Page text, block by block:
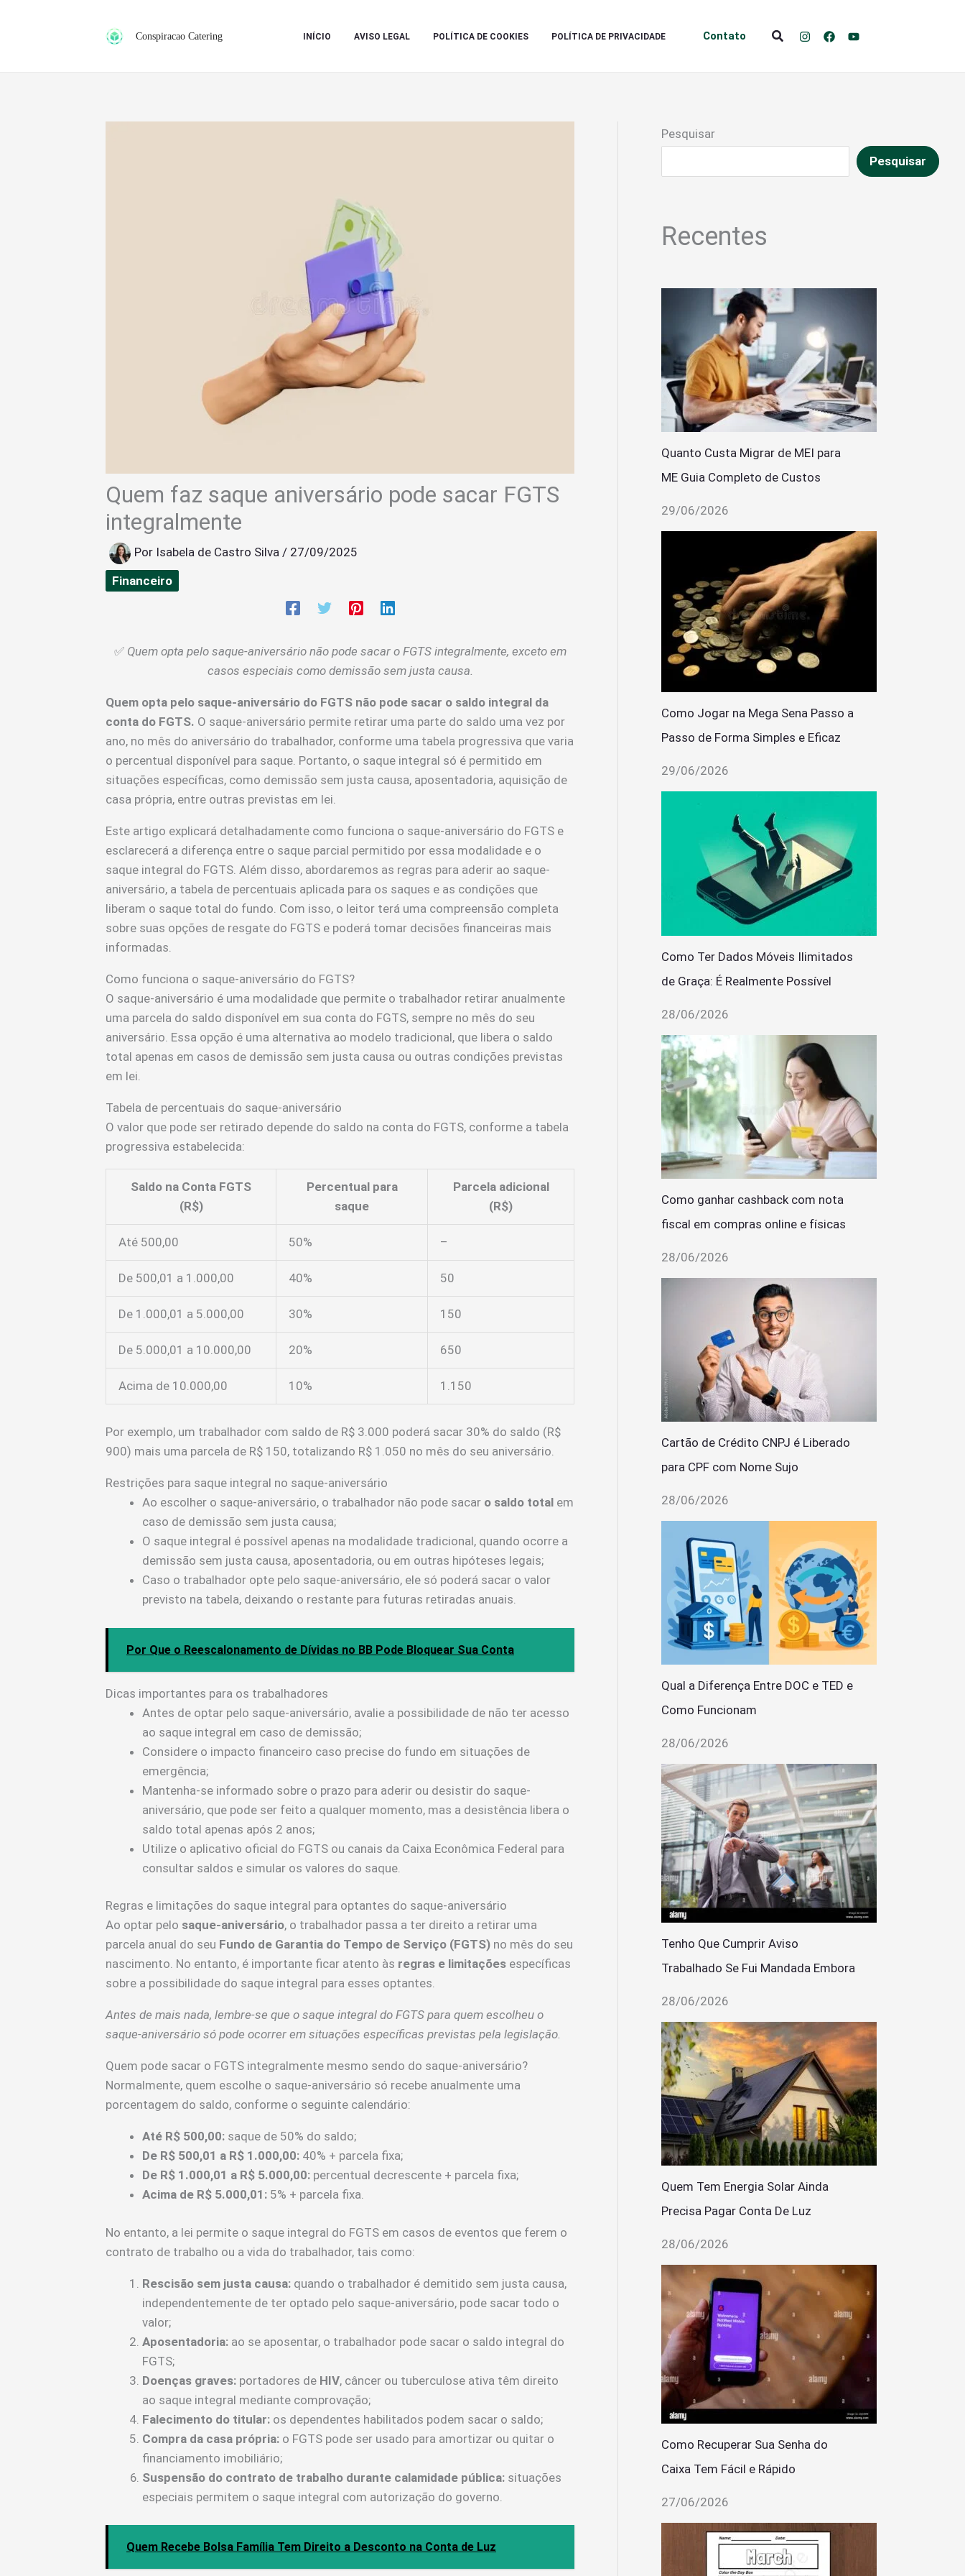
Conspiracao Catering INÍCIO AVISO LEGAL POLÍTICA DE COOKIES POLÍTICA DE PRIVACIDADE Contato Pesquisar
Quem faz saque aniversário pode sacar FGTS
integralmente
Por Isabela de Castro Silva / 27/09/2025
Financeiro
✅ Quem opta pelo saque-aniversário não pode sacar o FGTS integralmente, exceto em
casos especiais como demissão sem justa causa.
Quem opta pelo saque-aniversário do FGTS não pode sacar o saldo integral da
conta do FGTS. O saque-aniversário permite retirar uma parte do saldo uma vez por
ano, no mês do aniversário do trabalhador, conforme uma tabela progressiva que varia
o percentual disponível para saque. Portanto, o saque integral só é permitido em
situações específicas, como demissão sem justa causa, aposentadoria, aquisição de
casa própria, entre outras previstas em lei.
Este artigo explicará detalhadamente como funciona o saque-aniversário do FGTS e
esclarecerá a diferença entre o saque parcial permitido por essa modalidade e o
saque integral do FGTS. Além disso, abordaremos as regras para aderir ao saque-
aniversário, a tabela de percentuais aplicada para os saques e as condições que
liberam o saque total do fundo. Com isso, o leitor terá uma compreensão completa
sobre suas opções de resgate do FGTS e poderá tomar decisões financeiras mais
informadas.
Como funciona o saque-aniversário do FGTS?
O saque-aniversário é uma modalidade que permite o trabalhador retirar anualmente
uma parcela do saldo disponível em sua conta do FGTS, sempre no mês do seu
aniversário. Essa opção é uma alternativa ao modelo tradicional, que libera o saldo
total apenas em casos de demissão sem justa causa ou outras condições previstas
em lei.
Tabela de percentuais do saque-aniversário
O valor que pode ser retirado depende do saldo na conta do FGTS, conforme a tabela
progressiva estabelecida:
Saldo na Conta FGTS
(R$)
Percentual para
saque
Parcela adicional
(R$)
Até 500,00 50% –
De 500,01 a 1.000,00 40% 50
De 1.000,01 a 5.000,00 30% 150
De 5.000,01 a 10.000,00 20% 650
Acima de 10.000,00 10% 1.150
Por exemplo, um trabalhador com saldo de R$ 3.000 poderá sacar 30% do saldo (R$
900) mais uma parcela de R$ 150, totalizando R$ 1.050 no mês do seu aniversário.
Restrições para saque integral no saque-aniversário
Ao escolher o saque-aniversário, o trabalhador não pode sacar o saldo total em
caso de demissão sem justa causa;
O saque integral é possível apenas na modalidade tradicional, quando ocorre a
demissão sem justa causa, aposentadoria, ou em outras hipóteses legais;
Caso o trabalhador opte pelo saque-aniversário, ele só poderá sacar o valor
previsto na tabela, deixando o restante para futuras retiradas anuais.
Por Que o Reescalonamento de Dívidas no BB Pode Bloquear Sua Conta
Dicas importantes para os trabalhadores
Antes de optar pelo saque-aniversário, avalie a possibilidade de não ter acesso
ao saque integral em caso de demissão;
Considere o impacto financeiro caso precise do fundo em situações de
emergência;
Mantenha-se informado sobre o prazo para aderir ou desistir do saque-
aniversário, que pode ser feito a qualquer momento, mas a desistência libera o
saldo total apenas após 2 anos;
Utilize o aplicativo oficial do FGTS ou canais da Caixa Econômica Federal para
consultar saldos e simular os valores do saque.
Regras e limitações do saque integral para optantes do saque-aniversário
Ao optar pelo saque-aniversário, o trabalhador passa a ter direito a retirar uma
parcela anual do seu Fundo de Garantia do Tempo de Serviço (FGTS) no mês do seu
nascimento. No entanto, é importante ficar atento às regras e limitações específicas
sobre a possibilidade do saque integral para esses optantes.
Antes de mais nada, lembre-se que o saque integral do FGTS para quem escolheu o
saque-aniversário só pode ocorrer em situações específicas previstas pela legislação.
Quem pode sacar o FGTS integralmente mesmo sendo do saque-aniversário?
Normalmente, quem escolhe o saque-aniversário só recebe anualmente uma
porcentagem do saldo, conforme o seguinte calendário:
Até R$ 500,00: saque de 50% do saldo;
De R$ 500,01 a R$ 1.000,00: 40% + parcela fixa;
De R$ 1.000,01 a R$ 5.000,00: percentual decrescente + parcela fixa;
Acima de R$ 5.000,01: 5% + parcela fixa.
No entanto, a lei permite o saque integral do FGTS em casos de eventos que ferem o
contrato de trabalho ou a vida do trabalhador, tais como:
Rescisão sem justa causa: quando o trabalhador é demitido sem justa causa,
independentemente de ter optado pelo saque-aniversário, pode sacar todo o
valor;
Aposentadoria: ao se aposentar, o trabalhador pode sacar o saldo integral do
FGTS;
Doenças graves: portadores de HIV, câncer ou tuberculose ativa têm direito
ao saque integral mediante comprovação;
Falecimento do titular: os dependentes habilitados podem sacar o saldo;
Compra da casa própria: o FGTS pode ser usado para amortizar ou quitar o
financiamento imobiliário;
Suspensão do contrato de trabalho durante calamidade pública: situações
especiais permitem o saque integral com autorização do governo.
Quem Recebe Bolsa Família Tem Direito a Desconto na Conta de Luz
Pesquisar
Pesquisar
Recentes
Quanto Custa Migrar de MEI para
ME Guia Completo de Custos
29/06/2026
Como Jogar na Mega Sena Passo a
Passo de Forma Simples e Eficaz
29/06/2026
Como Ter Dados Móveis Ilimitados
de Graça: É Realmente Possível
28/06/2026
Como ganhar cashback com nota
fiscal em compras online e físicas
28/06/2026
Cartão de Crédito CNPJ é Liberado
para CPF com Nome Sujo
28/06/2026
Qual a Diferença Entre DOC e TED e
Como Funcionam
28/06/2026
Tenho Que Cumprir Aviso
Trabalhado Se Fui Mandada Embora
28/06/2026
Quem Tem Energia Solar Ainda
Precisa Pagar Conta De Luz
28/06/2026
Como Recuperar Sua Senha do
Caixa Tem Fácil e Rápido
27/06/2026